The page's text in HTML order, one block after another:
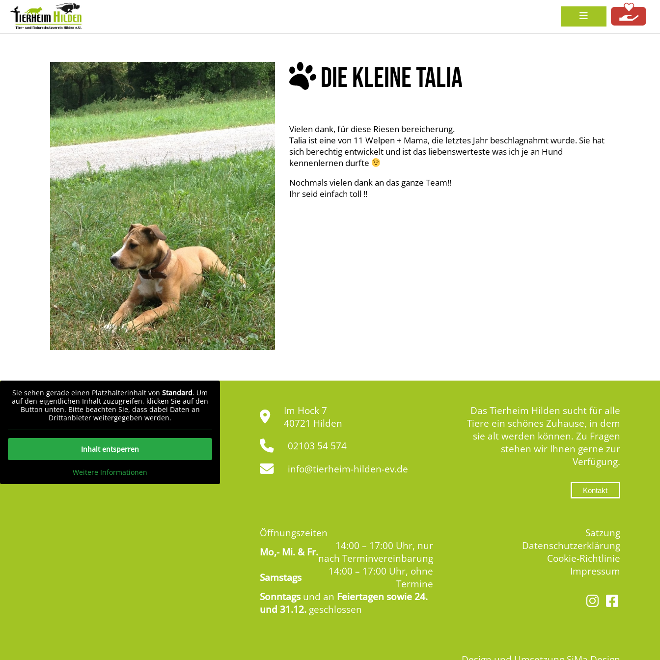
DIE KLEINE TALIA
Vielen dank, für diese Riesen bereicherung.
Talia ist eine von 11 Welpen + Mama, die letztes Jahr beschlagnahmt wurde. Sie hat
sich berechtig entwickelt und ist das liebenswerteste was ich je an Hund
kennenlernen durfte
Nochmals vielen dank an das ganze Team!!
Ihr seid einfach toll !!
Sie sehen gerade einen Platzhalterinhalt von Standard. Um
auf den eigentlichen Inhalt zuzugreifen, klicken Sie auf den
Button unten. Bitte beachten Sie, dass dabei Daten an
Drittanbieter weitergegeben werden.
Inhalt entsperren
Weitere Informationen
Im Hock 7
40721 Hilden
02103 54 574
info@tierheim-hilden-ev.de
Das Tierheim Hilden sucht für alle
Tiere ein schönes Zuhause, in dem
sie alt werden können. Zu Fragen
stehen wir Ihnen gerne zur
Verfügung.
Kontakt
Öffnungszeiten
Mo,-Mi. & Fr.
14:00 – 17:00 Uhr, nur
nach Terminvereinbarung
Samstags
14:00 – 17:00 Uhr, ohne
Termine
Sonntags und an Feiertagen sowie 24.
und 31.12. geschlossen
Satzung
Datenschutzerklärung
Cookie-Richtlinie
Impressum